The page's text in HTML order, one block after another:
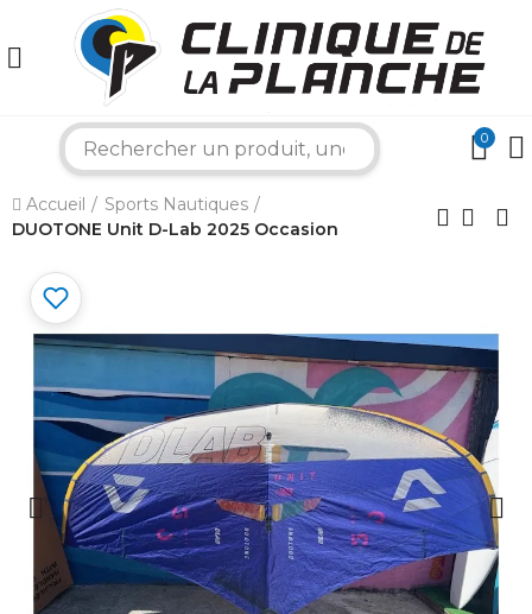
0
Accueil
Sports Nautiques
DUOTONE Unit D-Lab 2025 Occasion
×
Bonjour ! Je suis votre expert nautique.